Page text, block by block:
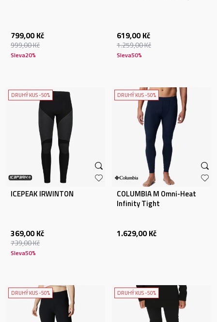
799,00 Kč
999,00Kč
Sleva20%
619,00 Kč
1.259,00Kč
Sleva50%
DRUHÝ KUS -50%
ICEPEAK IRWINTON
369,00 Kč
739,00Kč
Sleva50%
DRUHÝ KUS -50%
COLUMBIA M Omni-Heat
Infinity Tight
1.629,00 Kč
DRUHÝ KUS -50% DRUHÝ KUS -50%